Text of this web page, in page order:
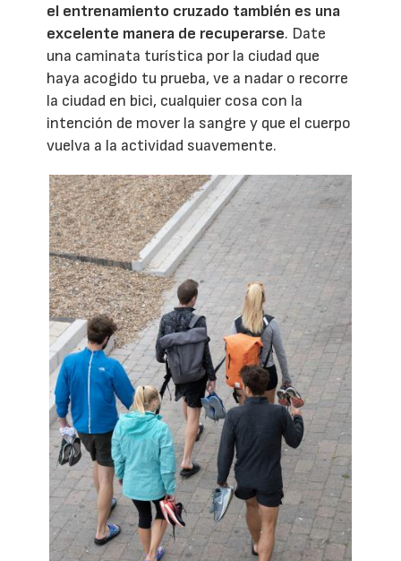
el entrenamiento cruzado también es una
excelente manera de recuperarse. Date
una caminata turística por la ciudad que
haya acogido tu prueba, ve a nadar o recorre
la ciudad en bici, cualquier cosa con la
intención de mover la sangre y que el cuerpo
vuelva a la actividad suavemente.